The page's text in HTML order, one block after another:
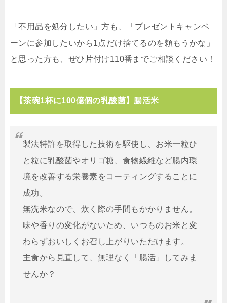
「不用品を処分したい」方も、「プレゼントキャンペ
ーンに参加したいから1点だけ捨てるのを頼もうかな」
と思った方も、ぜひ片付け110番までご相談ください！
【茶碗1杯に100億個の乳酸菌】腸活米
製法特許を取得した技術を駆使し、お米一粒ひ
と粒に乳酸菌やオリゴ糖、食物繊維など腸内環
境を改善する栄養素をコーティングすることに
成功。
無洗米なので、炊く際の手間もかかりません。
味や香りの変化がないため、いつものお米と変
わらずおいしくお召し上がりいただけます。
主食から見直して、無理なく「腸活」してみま
せんか？